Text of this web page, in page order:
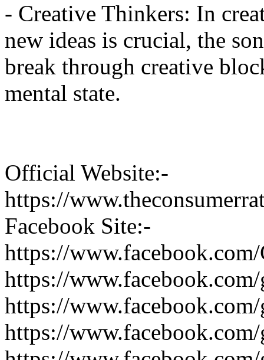
- Creative Thinkers: In
new ideas is crucial, the
break through creative
mental state.
Official Website:-
https://
Facebook Site:-
https://
https://
https://
https://